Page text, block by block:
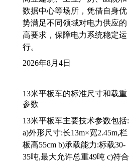
数据中心等场所，凭借自身优
势满足不同领域对电力供应的
高要求，保障电力系统稳定运
行。
2026年8月4日
13米平板车的标准尺寸和载重
参数
13米平板车主要技术参数包括:
a)外形尺寸:长13m×宽2.45m,栏
板高55cm b)承载能力:标载30-
35吨,最大允许总重49吨 c)符合